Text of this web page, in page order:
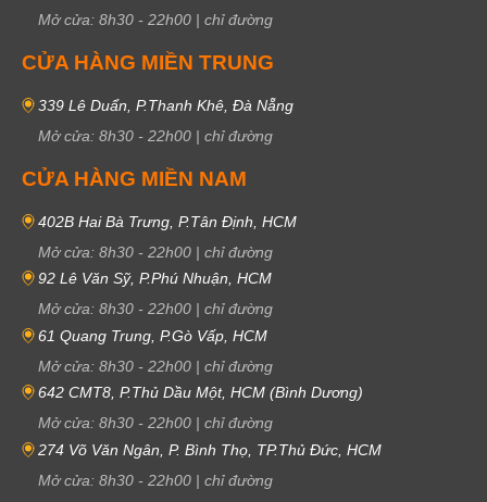
Mở cửa: 8h30 - 22h00 | chỉ đường
CỬA HÀNG MIỀN TRUNG
339 Lê Duẩn, P.Thanh Khê, Đà Nẵng
Mở cửa: 8h30 - 22h00 | chỉ đường
CỬA HÀNG MIỀN NAM
402B Hai Bà Trưng, P.Tân Định, HCM
Mở cửa: 8h30 - 22h00 | chỉ đường
92 Lê Văn Sỹ, P.Phú Nhuận, HCM
Mở cửa: 8h30 - 22h00 | chỉ đường
61 Quang Trung, P.Gò Vấp, HCM
Mở cửa: 8h30 - 22h00 | chỉ đường
642 CMT8, P.Thủ Dầu Một, HCM (Bình Dương)
Mở cửa: 8h30 - 22h00 | chỉ đường
274 Võ Văn Ngân, P. Bình Thọ, TP.Thủ Đức, HCM
Mở cửa: 8h30 - 22h00 | chỉ đường